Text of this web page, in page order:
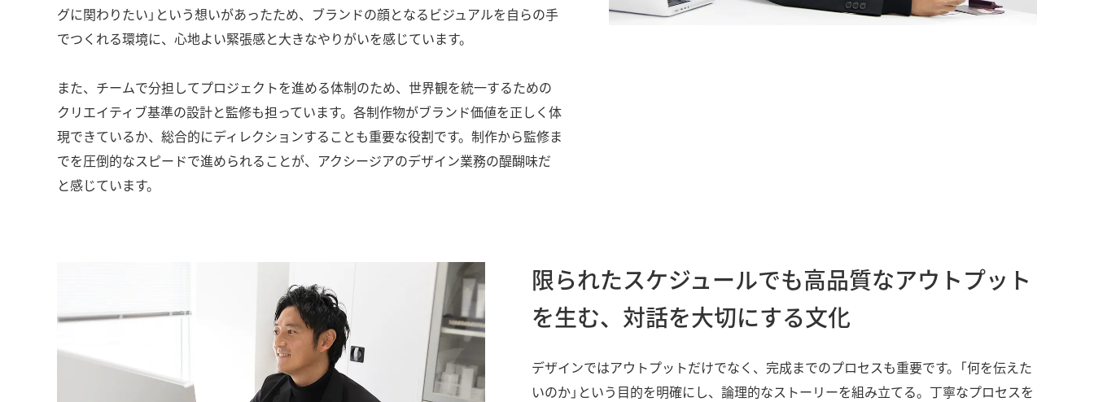
グに関わりたい」という想いがあったため、ブランドの顔となるビジュアルを自らの手
でつくれる環境に、心地よい緊張感と大きなやりがいを感じています。
また、チームで分担してプロジェクトを進める体制のため、世界観を統一するための
クリエイティブ基準の設計と監修も担っています。各制作物がブランド価値を正しく体
現できているか、総合的にディレクションすることも重要な役割です。制作から監修ま
でを圧倒的なスピードで進められることが、アクシージアのデザイン業務の醍醐味だ
と感じています。
限られたスケジュールでも高品質なアウトプット
を生む、対話を大切にする文化
デザインではアウトプットだけでなく、完成までのプロセスも重要です。「何を伝えた
いのか」という目的を明確にし、論理的なストーリーを組み立てる。丁寧なプロセスを